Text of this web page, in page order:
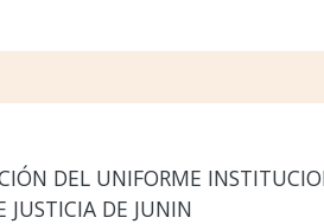
DEL UNIFORME
JUSTICIA DE JUNIN